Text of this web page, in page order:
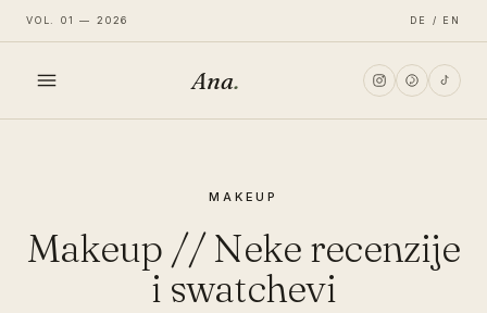
VOL. 01 — 2026 DE / EN
Ana.
MAKEUP
Makeup // Neke recenzije
i swatchevi